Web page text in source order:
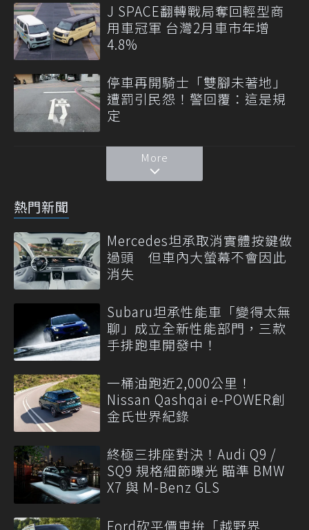
J SPACE翻轉戰局奪回輕型商
用車冠軍 台灣2月車市年增
4.8%
停車再開騎士「雙腳未著地」
遭罰引民怨！警回覆：這是規
定
More
熱門新聞
Mercedes坦承取消實體按鍵做
過頭 但車內大螢幕不會因此
消失
Subaru坦承性能車「變得太無
聊」成立全新性能部門，三款
手排跑車開發中！
一桶油跑近2,000公里！
Nissan Qashqai e-POWER創
金氏世界紀錄
終極三排座對決！Audi Q9 /
SQ9 規格細節曝光 瞄準 BMW
X7 與 M-Benz GLS
Ford砍平價車拚「越野界